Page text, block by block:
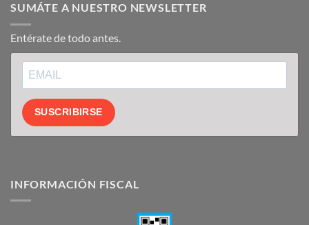
SUMÁTE A NUESTRO NEWSLETTER
Entérate de todo antes.
SUSCRIBIRSE
INFORMACIÓN FISCAL